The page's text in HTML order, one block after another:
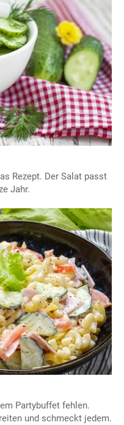
Rezept. Der Salat passt
Jahr.
Partybuffet fehlen.
und schmeckt jedem.